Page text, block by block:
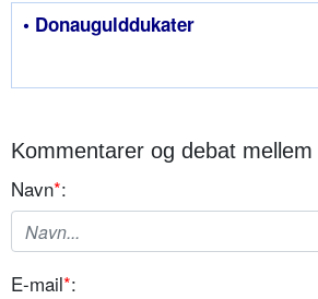
• Donaugulddukater
Kommentarer og debat
Navn*:
E-mail*: